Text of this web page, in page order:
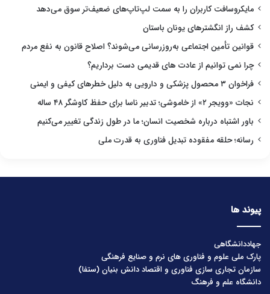
مایکروسافت کاربران را به سمت لپ‌تاپ‌های ضعیف‌تر سوق می‌دهد
کشف راز انگشترهای یونان باستان
قوانین تأمین اجتماعی به‌روزرسانی می‌شوند؟ اصلاح قانون به نفع مردم
چرا نمی توانیم از عادت های قدیمی دست برداریم؟
فراخوان ۳ محصول پزشکی و دارویی به دلیل خطرهای کیفی و ایمنی
نجات «وویجر ۲» از خاموشی؛ تدبیر ناسا برای حفظ کاوشگر ۴۸ ساله
باور اشتباه درباره شخصیت انسان؛ ما در طول زندگی تغییر می‌کنیم
رسانه؛ حلقه مفقوده تبدیل فناوری به قدرت ملی
پیوند ها
جهاددانشگاهی
پارک ملی علوم و فناوری های نرم و صنایع فرهنگی
سازمان تجاری سازی فناوری و اقتصاد دانش بنیان (ستفا)
دانشگاه علم و فرهنگ